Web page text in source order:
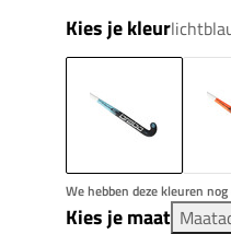
Kies je kleur
We hebben deze kleuren
Kies je maat